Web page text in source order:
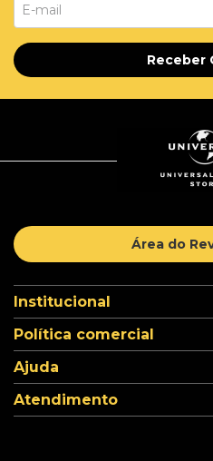
Receber
Área do
Institucional
Política comercial
Ajuda
Atendimento